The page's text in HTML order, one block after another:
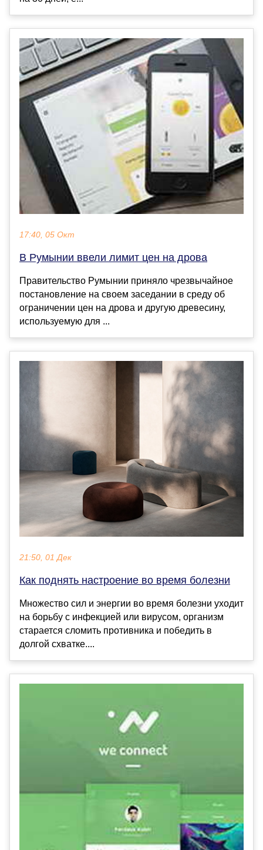
17:40, 05 Окт
В Румынии ввели лимит цен на дрова
Правительство Румынии приняло чрезвычайное
постановление на своем заседании в среду об
ограничении цен на дрова и другую древесину,
используемую для ...
21:50, 01 Дек
Как поднять настроение во время болезни
Множество сил и энергии во время болезни уходит
на борьбу с инфекцией или вирусом, организм
старается сломить противника и победить в
долгой схватке....